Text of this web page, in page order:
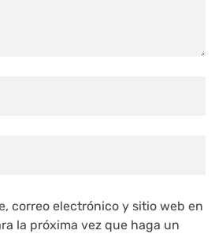
correo electrónico y sitio web en
la próxima vez que haga un